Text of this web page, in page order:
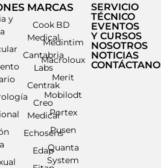
y
MARCAS
Cook
Medical
Cantabria
Labs
Centrak
Creo
Medical
Echosens
Edap
BD
Medintim
Macroloux
Merit
Mobilodt
Portex
Pusen
Quanta
System
SERVICIO
TÉCNICO
EVENTOS
Y CURSOS
NOSOTROS
NOTICIAS